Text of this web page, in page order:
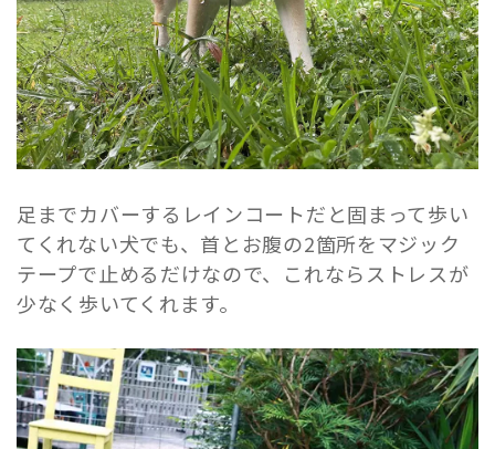
足までカバーするレインコートだと固まって歩い
てくれない犬でも、首とお腹の2箇所をマジック
テープで止めるだけなので、これならストレスが
少なく歩いてくれます。